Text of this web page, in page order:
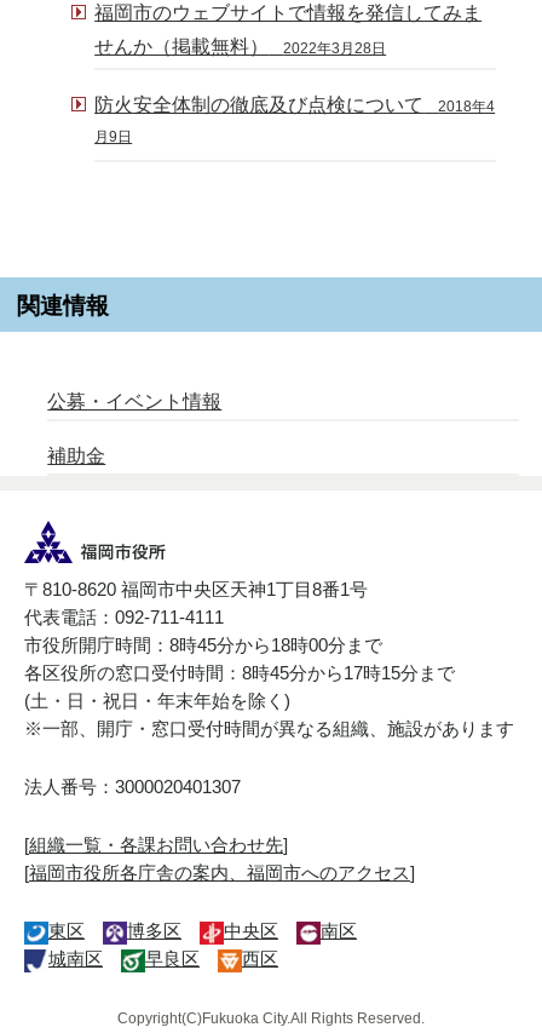
福岡市のウェブサイトで情報を発信してみま
せんか（掲載無料）
2022年3月28日
防火安全体制の徹底及び点検について 2018年4
月9日
関連情報
公募・イベント情報
補助金
〒810-8620 福岡市中央区天神1丁目8番1号
代表電話：092-711-4111
市役所開庁時間：8時45分から18時00分まで
各区役所の窓口受付時間：8時45分から17時15分まで
(土・日・祝日・年末年始を除く)
※一部、開庁・窓口受付時間が異なる組織、施設があります
法人番号：3000020401307
[組織一覧・各課お問い合わせ先]
[福岡市役所各庁舎の案内、福岡市へのアクセス]
東区 博多区 中央区
南区
城南区
早良区 西区
Copyright(C)Fukuoka City.All Rights Reserved.